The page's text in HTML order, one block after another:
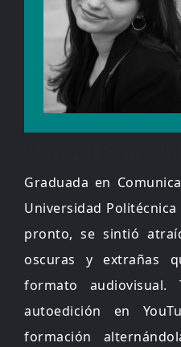
Graduada en
Universidad
pronto, se sintió
oscuras y extrañas
formato
autoedición en
formación